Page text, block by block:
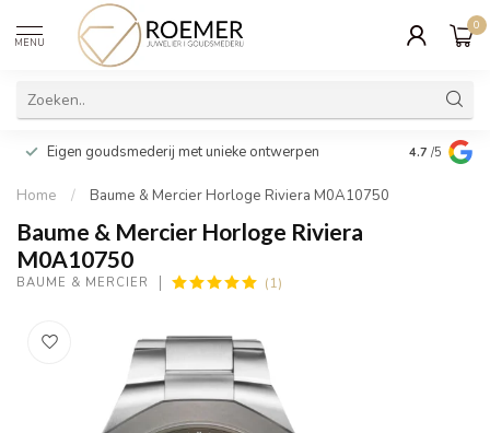
MENU
0
Eigen goudsmederij met unieke ontwerpen Wij
cadeau
4.7 /5
Home / Baume & Mercier Horloge Riviera M0A10750
Baume & Mercier Horloge Riviera
M0A10750
BAUME & MERCIER (1)